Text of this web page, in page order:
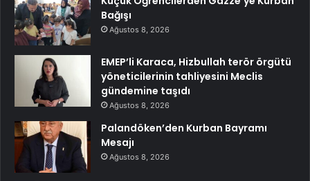
Bağışı
Ağustos 8, 2026
EMEP’li Karaca, Hizbullah terör örgütü
yöneticilerinin tahliyesini Meclis
gündemine taşıdı
Ağustos 8, 2026
Palandöken’den Kurban Bayramı
Mesajı
Ağustos 8, 2026